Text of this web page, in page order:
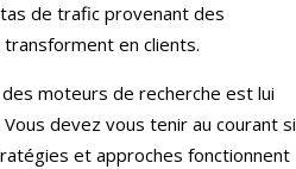
de trafic provenant des
en clients.
moteurs de recherche est lui
devez vous tenir au courant si
et approches fonctionnent